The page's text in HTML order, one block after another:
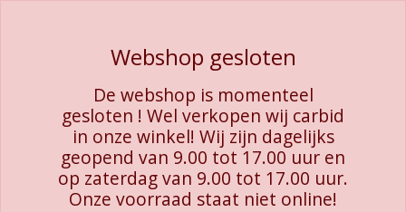
Webshop gesloten
De webshop is momenteel
gesloten ! Wel verkopen wij carbid
in onze winkel! Wij zijn dagelijks
geopend van 9.00 tot 17.00 uur en
op zaterdag van 9.00 tot 17.00 uur.
Onze voorraad staat niet online!